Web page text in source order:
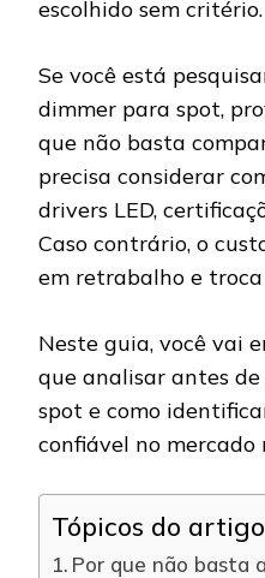
escolhido sem critério.
Se você está
dimmer para spot,
que não basta
precisa considerar
drivers LED,
Caso contrário, o
em retrabalho e
Neste guia, você vai
que analisar antes
spot e como
confiável no mercado
Tópicos do artigo
Por que não basta